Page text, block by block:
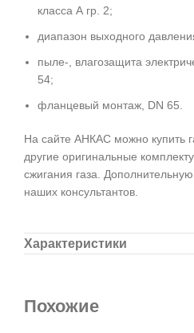
класса А гр. 2;
диапазон выходного
пыле-, влагозащита
54;
фланцевый монтаж, DN 65.
На сайте АНКАС можно купить
другие оригинальные
сжигания газа.
наших консультантов.
Характеристики
Похожие